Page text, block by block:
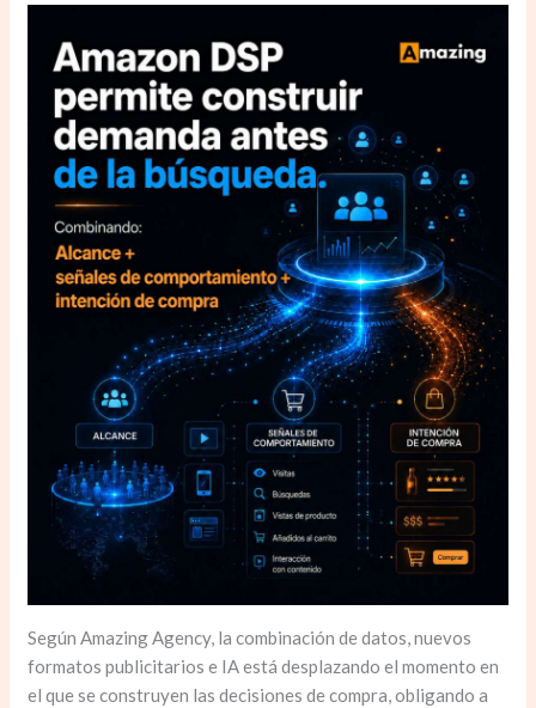
Según Amazing Agency, la combinación de datos, nuevos
formatos publicitarios e IA está desplazando el momento en
el que se construyen las decisiones de compra, obligando a